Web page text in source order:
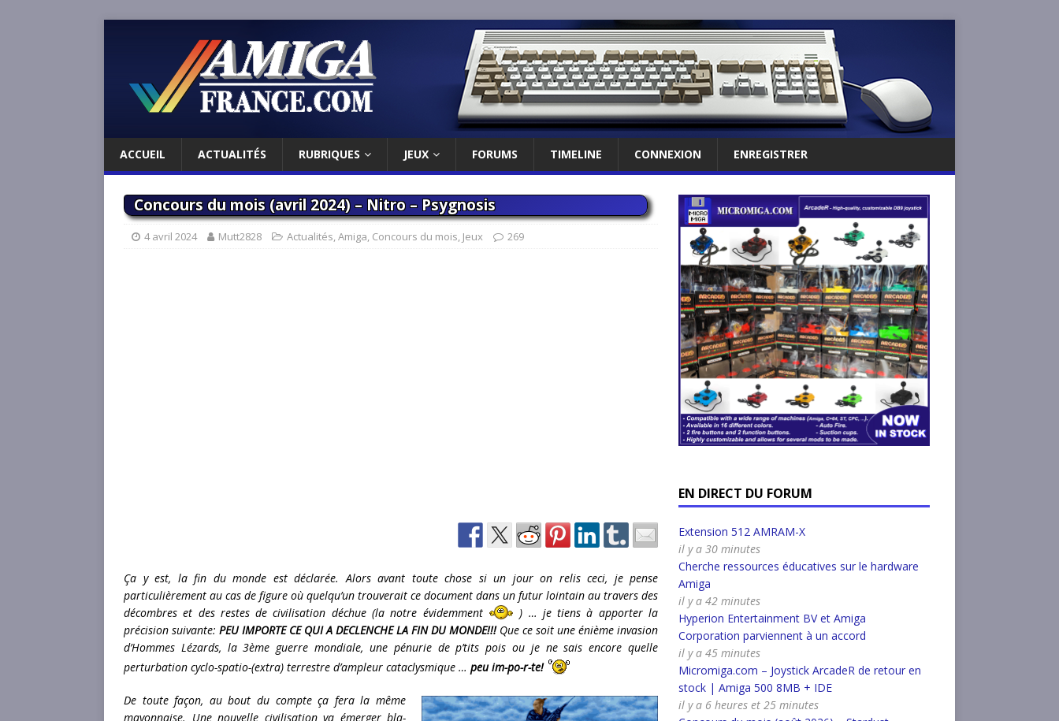
ACCUEIL ACTUALITÉS RUBRIQUES JEUX FORUMS TIMELINE CONNEXION ENREGISTRER
Concours du mois (avril 2024) – Nitro – Psygnosis
4 avril 2024 Mutt2828 Actualités,Amiga, Concours du mois, Jeux 269
Ça y est, la fin du monde est déclarée. Alors avant toute chose si un jour on relis ceci, je pense
particulièrement au cas de figure où quelqu’un trouverait ce document dans un futur lointain au travers des
décombres et des restes de civilisation déchue (la notre évidemment
) … je tiens à apporter la
précision suivante:PEU IMPORTE CE QUI A DECLENCHE LA FIN DU MONDE!!!Que ce soit une énième invasion
d’Hommes Lézards, la 3ème guerre mondiale, une pénurie de p’tits pois ou je ne sais encore quelle
perturbation cyclo-spatio-(extra) terrestre d’ampleur cataclysmique … peu im-po-r-te!
De toute façon, au bout du compte ça fera la même
mayonnaise. Une nouvelle civilisation va émerger bla-
EN DIRECT DU FORUM
Extension 512 AMRAM-X
il y a 30 minutes
Cherche ressources éducatives sur le hardware
Amiga
il y a 42 minutes
Hyperion Entertainment BV et Amiga
Corporation parviennent à un accord
il y a 45 minutes
Micromiga.com – Joystick ArcadeR de retour en
stock | Amiga 500 8MB + IDE
il y a 6 heures et 25 minutes